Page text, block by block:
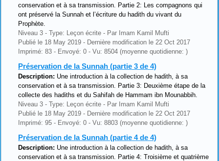
conservation et à sa transmission. Partie 2: Les compagnons qui
ont préservé la Sunnah et l’écriture du hadith du vivant du
Prophète.
Niveau 3 - Type: Leçon écrite - Par Imam Kamil Mufti
Publié le 18 May 2019 - Dernière modification le 22 Oct 2017
Imprimé: 83 - Envoyé: 0 - Vu: 8504 (moyenne quotidienne: )
Préservation de la Sunnah (partie 3 de 4)
Description: Une introduction à la collection de hadith, à sa
conservation et à sa transmission. Partie 3: Deuxième étape de la
collecte des hadiths et du Sahifah de Hammam ibn Mounabbih.
Niveau 3 - Type: Leçon écrite - Par Imam Kamil Mufti
Publié le 18 May 2019 - Dernière modification le 22 Oct 2017
Imprimé: 95 - Envoyé: 0 - Vu: 8803 (moyenne quotidienne: )
Préservation de la Sunnah (partie 4 de 4)
Description: Une introduction à la collection de hadith, à sa
conservation et à sa transmission. Partie 4: Troisième et quatrième